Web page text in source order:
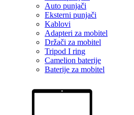
Auto punjači
Eksterni punjači
Kablovi
Adapteri za mobitel
Držači za mobitel
Tripod I ring
Camelion baterije
Baterije za mobitel